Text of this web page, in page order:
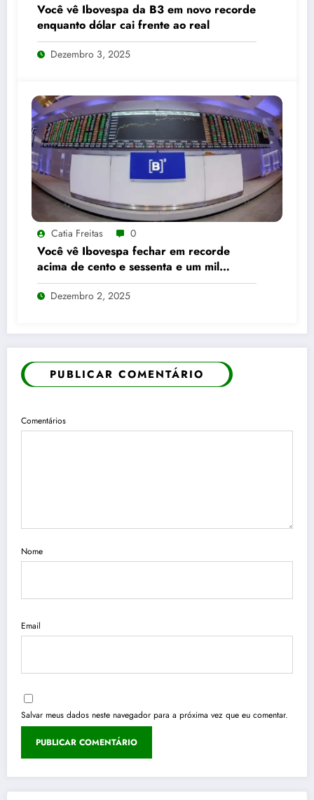
Você vê Ibovespa da B3 em novo recorde
enquanto dólar cai frente ao real
Dezembro 3, 2025
Catia Freitas 0
Você vê Ibovespa fechar em recorde
acima de cento e sessenta e um mil
pontos enquanto dólar recua para cinco
reais e trinta e três centavos
Dezembro 2, 2025
PUBLICAR COMENTÁRIO
Comentários
Nome
Email
Salvar meus dados neste navegador para a próxima vez que eu comentar.